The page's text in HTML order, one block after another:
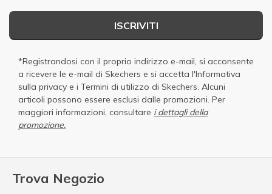
Trova Negozio
ISCRIVITI
*Registrandosi con il proprio indirizzo e-mail, si acconsente
a ricevere le e-mail di Skechers e si accetta l'Informativa
sulla privacy e i Termini di utilizzo di Skechers. Alcuni
articoli possono essere esclusi dalle promozioni. Per
maggiori informazioni, consultare i dettagli della
promozione.